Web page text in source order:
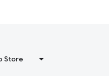
Store